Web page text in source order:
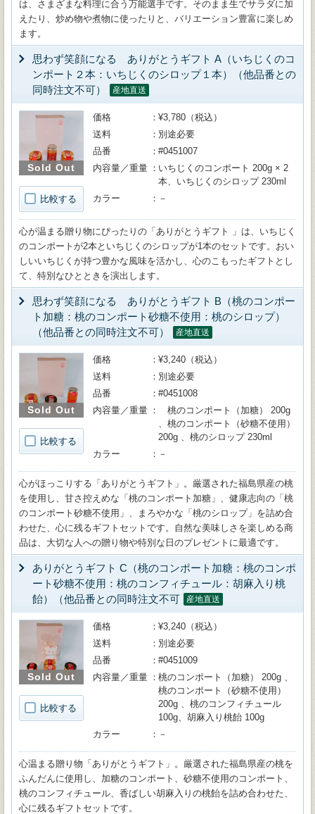
は、さまざまな料理に合う万能選手です。そのまま生でサラダに加
えたり、炒め物や煮物に使ったりと、バリエーション豊富に楽しめ
ます。
思わず笑顔になる ありがとうギフト A（いちじくのコ
ンポート２本：いちじくのシロップ１本）（他品番との
同時注文不可）
産地直送
Sold Out
比較する
価格
¥3,780（税込）
送料
別途必要
品番
#0451007
内容量／重量
いちじくのコンポート 200g × 2
本、いちじくのシロップ 230ml
カラー
－
心が温まる贈り物にぴったりの「ありがとうギフト 」は、いちじく
のコンポートが2本といちじくのシロップが1本のセットです。おい
しいいちじくが持つ豊かな風味を活かし、心のこもったギフトとし
て、特別なひとときを演出します。
思わず笑顔になる ありがとうギフト B（桃のコンポー
ト加糖：桃のコンポート砂糖不使用：桃のシロップ）
（他品番との同時注文不可）
産地直送
Sold Out
比較する
価格
¥3,240（税込）
送料
別途必要
品番
#0451008
内容量／重量
桃のコンポート（加糖） 200g
、桃のコンポート（砂糖不使用）
200g 、桃のシロップ 230ml
カラー
－
心がほっこりする「ありがとうギフト」。厳選された福島県産の桃
を使用し、甘さ控えめな「桃のコンポート加糖」、健康志向の「桃
のコンポート砂糖不使用」、まろやかな「桃のシロップ」を詰め合
わせた、心に残るギフトセットです。自然な美味しさを楽しめる商
品は、大切な人への贈り物や特別な日のプレゼントに最適です。
ありがとうギフト C（桃のコンポート加糖：桃のコンポ
ート砂糖不使用：桃のコンフィチュール：胡麻入り桃
飴）（他品番との同時注文不可
産地直送
Sold Out
比較する
価格
¥3,240（税込）
送料
別途必要
品番
#0451009
内容量／重量
桃のコンポート（加糖） 200g 、
桃のコンポート（砂糖不使用）
200g 、桃のコンフィチュール
100g、胡麻入り桃飴 100g
カラー
－
心温まる贈り物「ありがとうギフト」。厳選された福島県産の桃を
ふんだんに使用し、加糖のコンポート、砂糖不使用のコンポート、
桃のコンフィチュール、香ばしい胡麻入りの桃飴を詰め合わせた、
心に残るギフトセットです。